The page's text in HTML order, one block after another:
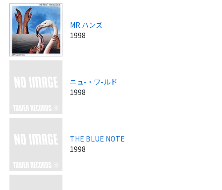
MR.ハンズ
1998
ニュ-・ワ-ルド
1998
THE BLUE NOTE
1998